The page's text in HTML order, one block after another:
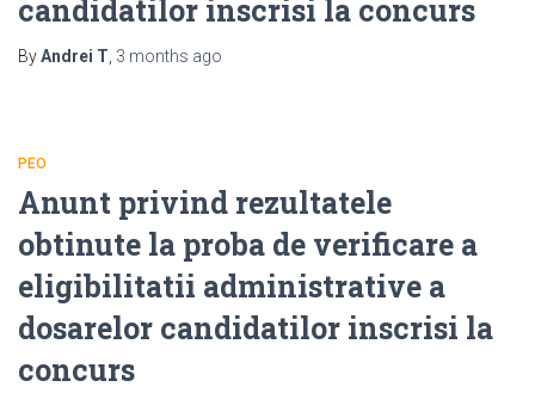
candidatilor inscrisi la concurs
ByAndrei T 3 months ago
PEO
Anunt privind rezultatele
obtinute la proba de verificare a
eligibilitatii administrative a
dosarelor candidatilor inscrisi la
concurs